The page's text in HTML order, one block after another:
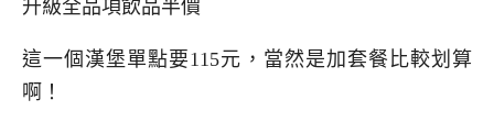
升級全品項飲品半價
這一個漢堡單點要115元，當然是加套餐比較划算
啊！